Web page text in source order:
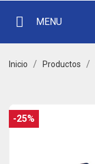
MENU
Inicio Productos
-25%